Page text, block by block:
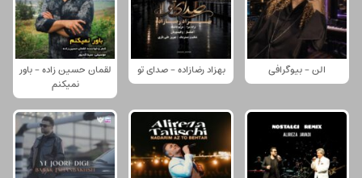
الن - بیوگرافی بهزاد رضازاده - صدای تو
لقمان حسین زاده - باور
نمیکنم